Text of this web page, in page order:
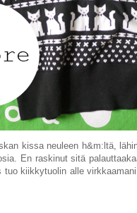
kissa neuleen h&m:ltä,
En raskinut sitä
kiikkytuolin alle